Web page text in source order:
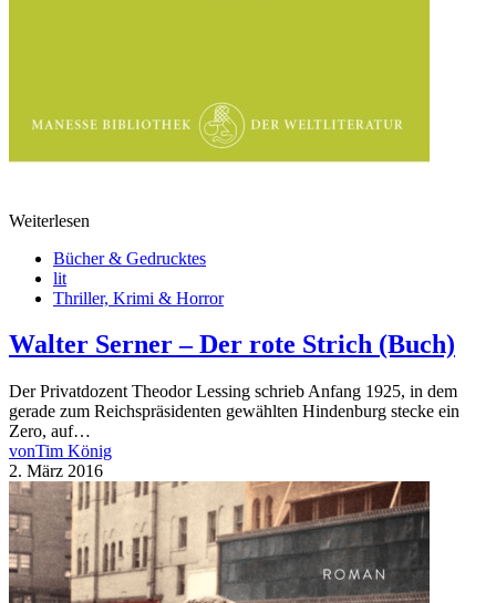
Weiterlesen
Bücher & Gedrucktes
lit
Thriller, Krimi & Horror
Walter Serner – Der rote Strich (Buch)
Der Privatdozent Theodor Lessing schrieb Anfang 1925, in dem
gerade zum Reichspräsidenten gewählten Hindenburg stecke ein
Zero, auf…
vonTim König
2. März 2016